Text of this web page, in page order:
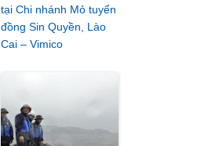
tại Chi nhánh Mỏ tuyển
đồng Sin Quyền, Lào
Cai – Vimico